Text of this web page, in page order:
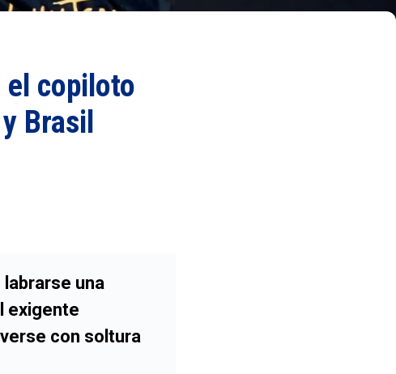
el copiloto
Brasil
una
exigente
con soltura